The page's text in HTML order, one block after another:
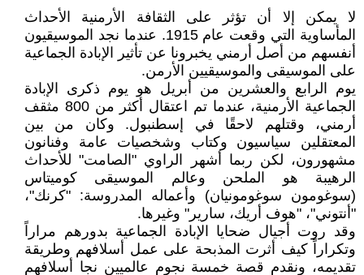
لا يمكن إلا أن تؤثر على الثقافة الأرمنية الأحداث
المأساوية التي وقعت عام 1915. عندما نجد الموسيقيون
أنفسهم من أصل أرمني يخبرونا عن تأثير الإبادة الجماعية
على الموسيقى والموسيقيين الأرمن.
يوم الرابع والعشرين من أبريل هو يوم ذكرى الإبادة
الجماعية الأرمنية، عندما تم اعتقال أكثر من 800 مثقف
أرمني، وقتلهم لاحقًا في إسطنبول. وكان من بين
المعتقلين سياسيون وكتاب وشخصيات عامة وفنانون
مشهورون، لكن ربما أشهر الراوي "الصامت" للأحداث
الرهيبة هو الملحن وعالم الموسيقى كوميتاس
(سوغومون سوغومونيان) وأعماله المدروسة: "كرنك"،
"أنتوني"، "هوف أريك، سارير" وغيرها.
وقد روت أجيال ضحايا الإبادة الجماعية بدورهم مراراً
وتكراراً كيف أثرت المذبحة على عمل أسلافهم وطريقة
تقديمه، ونقدم قصة خمسة نجوم عالميين نجا أسلافهم